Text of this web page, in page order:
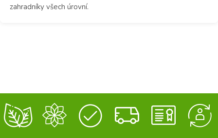
zahradníky všech úrovní.